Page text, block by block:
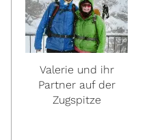
Valerie und ihr
Partner auf der
Zugspitze